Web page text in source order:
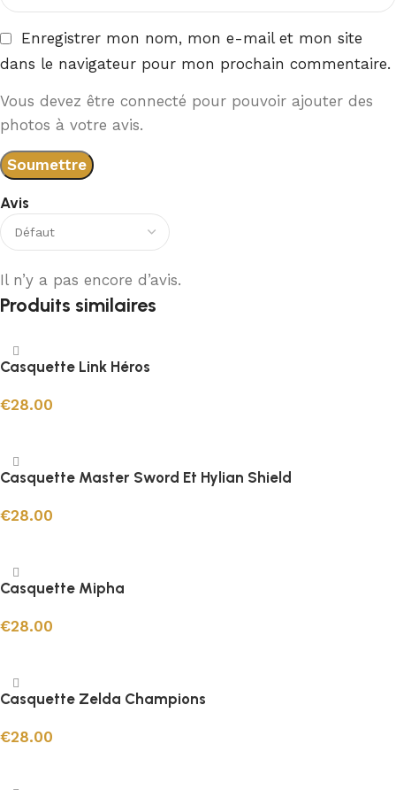
Avis
Il n’y a pas encore d’avis.
Enregistrer mon nom, mon e-mail et mon site
dans le navigateur pour mon prochain commentaire.
Vous devez être connecté pour pouvoir ajouter des
photos à votre avis.
Produits similaires
Casquette Link Héros
€28.00
Casquette Master Sword Et Hylian Shield
€28.00
Casquette Mipha
€28.00
Casquette Zelda Champions
€28.00